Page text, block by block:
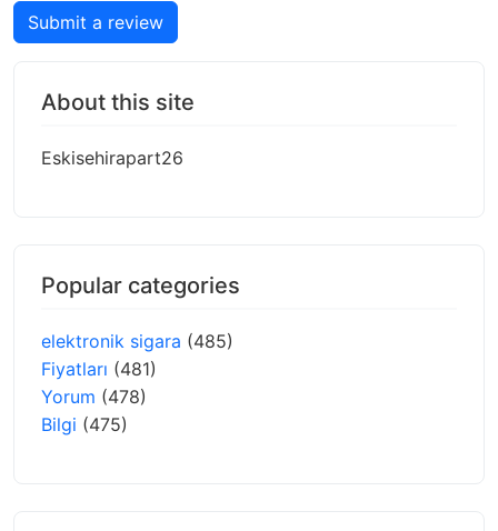
Submit a review
About this site
Eskisehirapart26
Popular categories
elektronik sigara (485)
Fiyatları (481)
Yorum (478)
Bilgi (475)